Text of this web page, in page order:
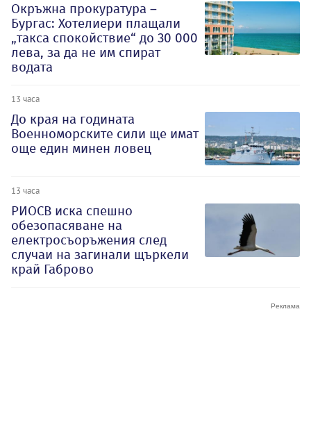
Окръжна прокуратура –
Бургас: Хотелиери плащали
„такса спокойствие“ до 30 000
лева, за да не им спират
водата
13 часа
До края на годината
Военноморските сили ще имат
още един минен ловец
13 часа
РИОСВ иска спешно
обезопасяване на
електросъоръжения след
случаи на загинали щъркели
край Габрово